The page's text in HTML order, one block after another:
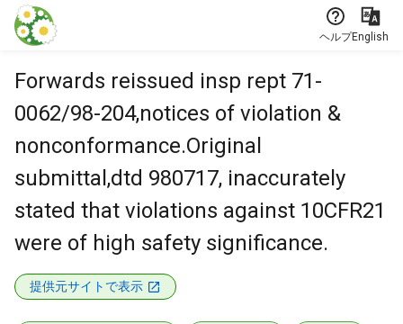
本文に飛ぶ
ヘルプEnglish
Forwards reissued insp rept 71-
0062/98-204,notices of violation &
nonconformance.Original
submittal,dtd 980717, inaccurately
stated that violations against 10CFR21
were of high safety significance.
提供元サイトで表示